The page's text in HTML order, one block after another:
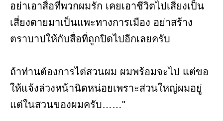
อย่าเอาสื่อที่พวกผมรัก เคยเอาชีวิตไปเสี่ยงเป็น
เสี่ยงตายมาเป็นแพะทางการเมือง อย่าสร้าง
ตราบาปให้กับสื่อที่ถูกปิดไปอีกเลยครับ
ถ้าท่านต้องการไต่สวนผม ผมพร้อมจะไป แต่ขอ
ให้แจ้งล่วงหน้านิดหน่อยเพราะส่วนใหญ่ผมอยู่
แต่ในสวนของผมครับ……"